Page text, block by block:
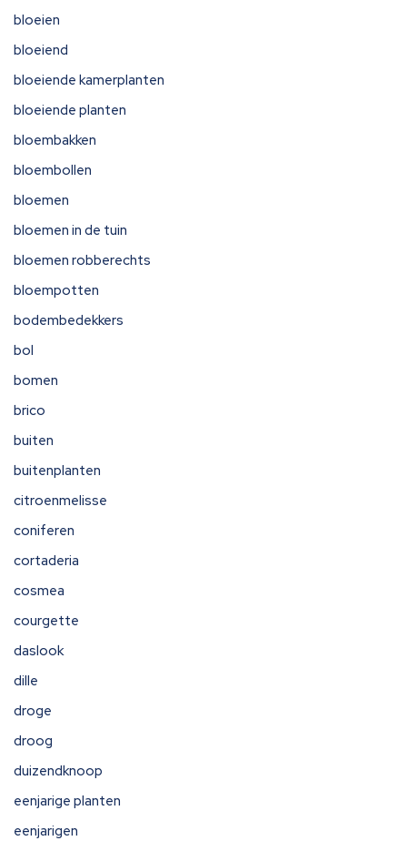
bloeien
bloeiend
bloeiende kamerplanten
bloeiende planten
bloembakken
bloembollen
bloemen
bloemen in de tuin
bloemen robberechts
bloempotten
bodembedekkers
bol
bomen
brico
buiten
buitenplanten
citroenmelisse
coniferen
cortaderia
cosmea
courgette
daslook
dille
droge
droog
duizendknoop
eenjarige planten
eenjarigen